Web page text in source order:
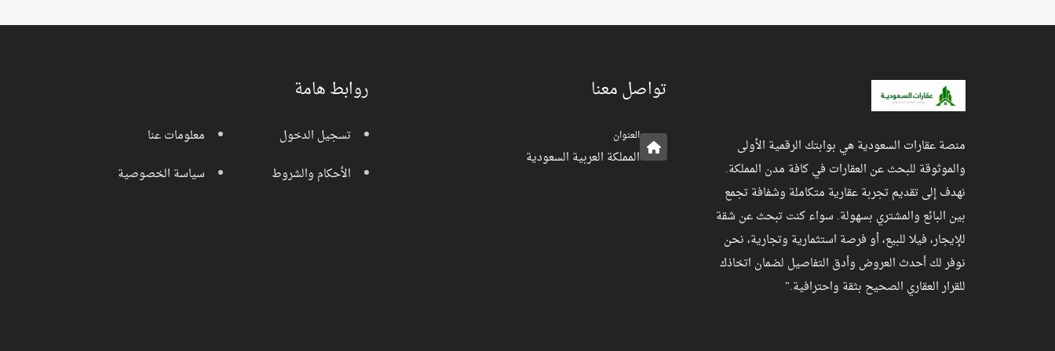
منصة عقارات السعودية هي بوابتك الرقمية الأولى
والموثوقة للبحث عن العقارات في كافة مدن المملكة.
نهدف إلى تقديم تجربة عقارية متكاملة وشفافة تجمع
بين البائع والمشتري بسهولة. سواء كنت تبحث عن شقة
للإيجار، فيلا للبيع، أو فرصة استثمارية وتجارية، نحن
نوفر لك أحدث العروض وأدق التفاصيل لضمان اتخاذك
للقرار العقاري الصحيح بثقة واحترافية."
تواصل معنا
العنوان
المملكة العربية السعودية
روابط هامة
تسجيل الدخول
الأحكام والشروط
معلومات عنا
سياسة الخصوصية